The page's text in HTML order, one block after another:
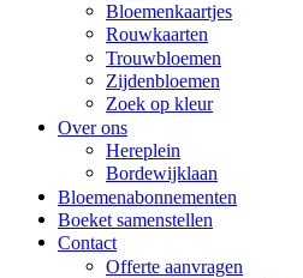
Bloemenkaartjes
Rouwkaarten
Trouwbloemen
Zijdenbloemen
Zoek op kleur
Over ons
Hereplein
Bordewijklaan
Bloemenabonnementen
Boeket samenstellen
Contact
Offerte aanvragen